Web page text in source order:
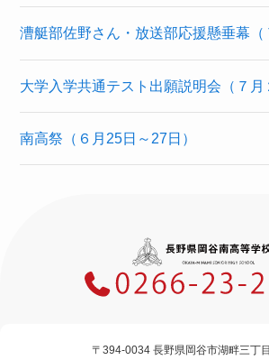
漕艇部佐野さん・放送部応援懸垂幕（
大学入学共通テスト出願説明会（７月
南高祭（６月25日～27日）
〒394-0034 長野県岡谷市湖畔三丁